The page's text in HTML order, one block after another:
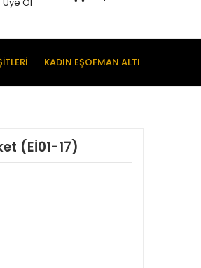
KADIN EŞOFMAN ALTI
(Eİ01-17)